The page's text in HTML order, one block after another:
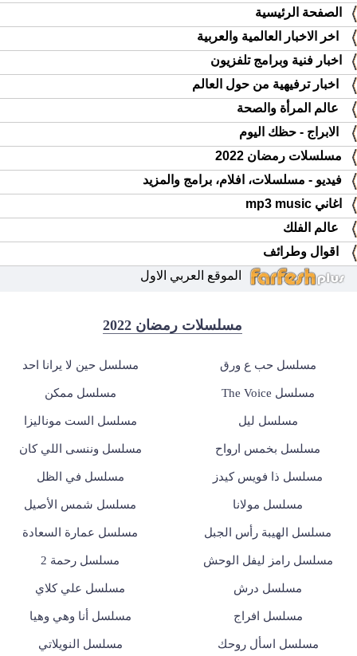
الصفحة الرئيسية
اخر الاخبار العالمية والعربية
اخبار فنية وبرامج تلفزيون
اخبار ترفيهية من حول العالم
عالم المرأة والصحة
الابراج - حظك اليوم
مسلسلات رمضان 2022
فيديو - مسلسلات، افلام، برامج والمزيد
اغاني mp3 music
عالم الفلك
اقوال وطرائف
الموقع العربي الاول
مسلسلات رمضان 2022
مسلسل حب ع ورق مسلسل حين لا يرانا احد
مسلسل The Voice مسلسل ممكن
مسلسل ليل مسلسل الست موناليزا
مسلسل بخمس ارواح مسلسل وننسى اللي كان
مسلسل ذا فويس كيدز مسلسل في الظل
مسلسل مولانا مسلسل شمس الأصيل
مسلسل الهيبة رأس الجبل مسلسل عمارة السعادة
مسلسل رامز ليفل الوحش مسلسل رحمة 2
مسلسل درش مسلسل علي كلاي
مسلسل افراج مسلسل أنا وهي وهيا
مسلسل اسأل روحك مسلسل النويلاتي